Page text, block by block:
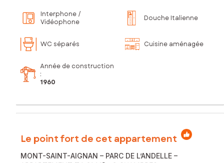
Interphone /
Vidéophone
Douche Italienne
WC séparés Cuisine aménagée
Année de construction
:
1960
Le point fort de cet appartement
MONT-SAINT-AIGNAN – PARC DE L’ANDELLE –